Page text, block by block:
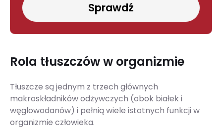
Sprawdź
Rola tłuszczów w organizmie
Tłuszcze są jednym z trzech głównych
makroskładników odżywczych (obok białek i
węglowodanów) i pełnią wiele istotnych funkcji w
organizmie człowieka.